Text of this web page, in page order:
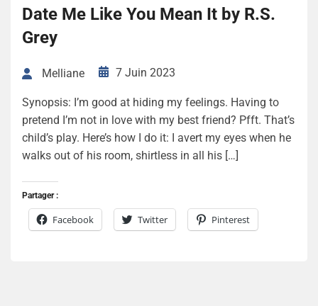
Date Me Like You Mean It by R.S.
Grey
Melliane 7 Juin 2023
Synopsis: I’m good at hiding my feelings. Having to
pretend I’m not in love with my best friend? Pfft. That’s
child’s play. Here’s how I do it: I avert my eyes when he
walks out of his room, shirtless in all his […]
Partager :
Facebook Twitter Pinterest